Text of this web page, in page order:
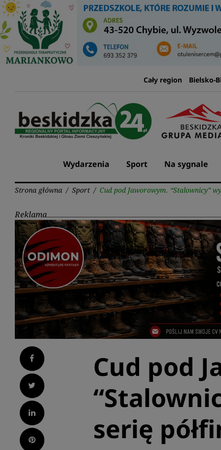
Przejdź
do
treści
Cały region Bielsko-
Wydarzenia Sport Na sygnale
Strona główna / Sport / Cud pod Jaworowym. “Stalownicy”
Reklama
Facebook
Twitter
LinkedIn
Pinterest
Cud pod
serię